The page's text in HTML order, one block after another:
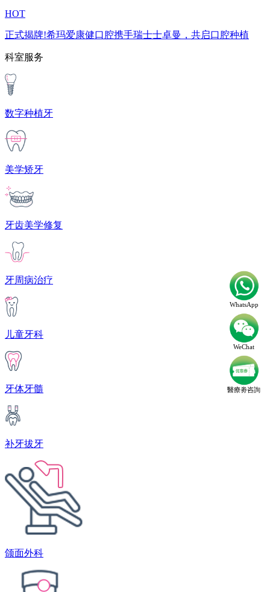
WhatsApp
WeChat
醫療劵咨詢
HOT
正式揭牌!希玛爱康健口腔携手瑞士士卓曼，共启口腔种植
科室服务
数字种植牙
美学矫牙
牙齿美学修复
牙周病治疗
儿童牙科
牙体牙髓
补牙拔牙
颌面外科